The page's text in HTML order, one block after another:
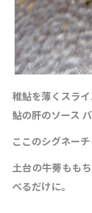
稚鮎を薄くスラ
鮎の肝のソース
ここのシグネー
土台の牛蒡もも
べるだけに。